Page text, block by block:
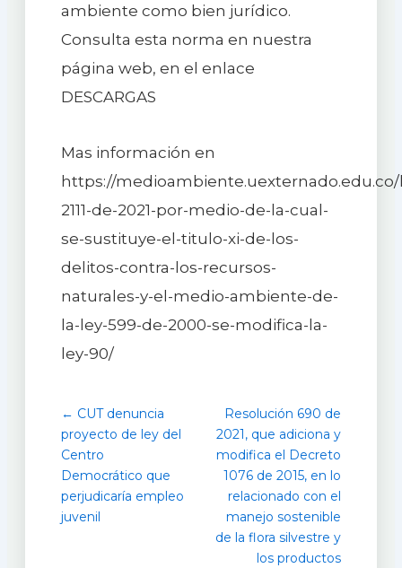
ambiente como bien jurídico.
Consulta esta norma en nuestra
página web, en el enlace
DESCARGAS
Mas información en
https://medioambiente.uexternado.edu.co/
2111-de-2021-por-medio-de-la-cual-
se-sustituye-el-titulo-xi-de-los-
delitos-contra-los-recursos-
naturales-y-el-medio-ambiente-de-
la-ley-599-de-2000-se-modifica-la-
ley-90/
← CUT denuncia
proyecto de ley del
Centro
Democrático que
perjudicaría empleo
juvenil
Resolución 690 de
2021, que adiciona y
modifica el Decreto
1076 de 2015, en lo
relacionado con el
manejo sostenible
de la flora silvestre y
los productos